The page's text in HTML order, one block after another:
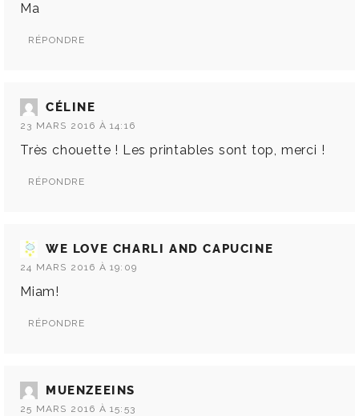
Ma
RÉPONDRE
CÉLINE
23 MARS 2016 À 14:16
Très chouette ! Les printables sont top, merci !
RÉPONDRE
WE LOVE CHARLI AND CAPUCINE
24 MARS 2016 À 19:09
Miam!
RÉPONDRE
MUENZEEINS
25 MARS 2016 À 15:53